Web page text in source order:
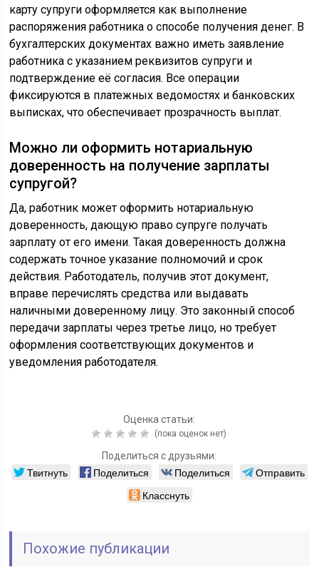
карту супруги оформляется как выполнение
распоряжения работника о способе получения денег. В
бухгалтерских документах важно иметь заявление
работника с указанием реквизитов супруги и
подтверждение её согласия. Все операции
фиксируются в платежных ведомостях и банковских
выписках, что обеспечивает прозрачность выплат.
Можно ли оформить нотариальную
доверенность на получение зарплаты
супругой?
Да, работник может оформить нотариальную
доверенность, дающую право супруге получать
зарплату от его имени. Такая доверенность должна
содержать точное указание полномочий и срок
действия. Работодатель, получив этот документ,
вправе перечислять средства или выдавать
наличными доверенному лицу. Это законный способ
передачи зарплаты через третье лицо, но требует
оформления соответствующих документов и
уведомления работодателя.
Оценка статьи:
(пока оценок нет)
Поделиться с друзьями:
Твитнуть Поделиться Поделиться
Отправить
Класснуть
Похожие публикации